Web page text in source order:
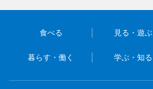
食べる 見る・遊ぶ
暮らす・働く 学ぶ・知る